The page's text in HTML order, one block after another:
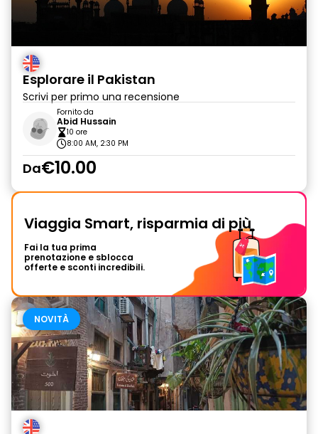
Esplorare il Pakistan
Scrivi per primo una recensione
Fornito da
Abid Hussain
10 ore
8:00 AM, 2:30 PM
Da€10.00
Viaggia Smart, risparmia di più
Fai la tua prima
prenotazione e sblocca
offerte e sconti incredibili.
NOVITÀ